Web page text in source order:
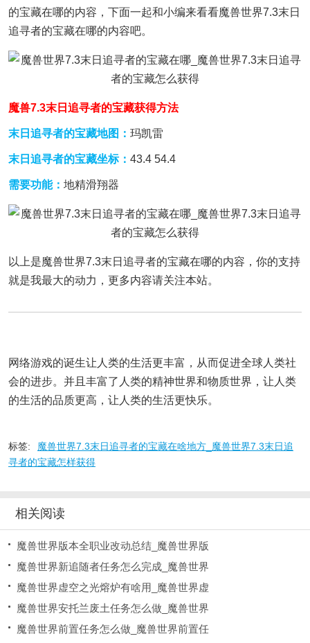
的宝藏在哪的内容，下面一起和小编来看看魔兽世界7.3末日
追寻者的宝藏在哪的内容吧。
魔兽7.3末日追寻者的宝藏获得方法
末日追寻者的宝藏地图： 玛凯雷
末日追寻者的宝藏坐标： 43.4 54.4
需要功能： 地精滑翔器
以上是魔兽世界7.3末日追寻者的宝藏在哪的内容，你的支持
就是我最大的动力，更多内容请关注本站。
网络游戏的诞生让人类的生活更丰富，从而促进全球人类社
会的进步。并且丰富了人类的精神世界和物质世界，让人类
的生活的品质更高，让人类的生活更快乐。
标签:
魔兽世界7.3末日追寻者的宝藏在啥地方_魔兽世界7.3末日追
寻者的宝藏怎样获得
相关阅读
魔兽世界版本全职业改动总结_魔兽世界版
魔兽世界新追随者任务怎么完成_魔兽世界
魔兽世界虚空之光熔炉有啥用_魔兽世界虚
魔兽世界安托兰废土任务怎么做_魔兽世界
魔兽世界前置任务怎么做_魔兽世界前置任